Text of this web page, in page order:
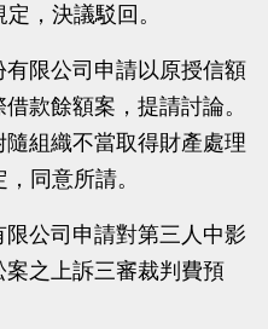
，決議駁回。
限公司申請以原授信額
款餘額案，提請討論。
組織不當取得財產處理
同意所請。
公司申請對第三人中影
之上訴三審裁判費預